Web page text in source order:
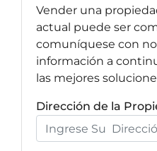
Vender una
actual puede ser
comuníquese con
información a
las mejores
Dirección de la